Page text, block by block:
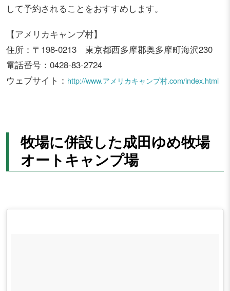
して予約されることをおすすめします。
【アメリカキャンプ村】
住所：〒198-0213 東京都西多摩郡奥多摩町海沢230
電話番号：0428-83-2724
ウェブサイト： http://www.アメリカキャンプ村.com/index.html
牧場に併設した成田ゆめ牧場
オートキャンプ場